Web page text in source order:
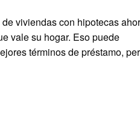
viviendas con hipotecas
vale su hogar. Eso puede
términos de préstamo,